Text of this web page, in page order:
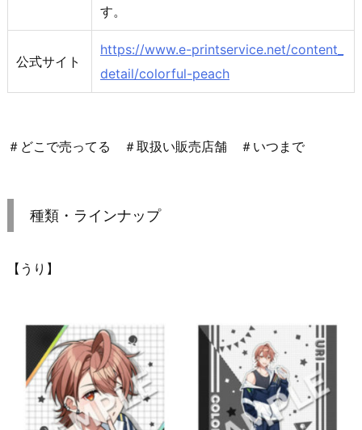
す。
公式サイト
https://www.e-printservice.net/content_
detail/colorful-peach
＃どこで売ってる ＃取扱い販売店舗 ＃いつまで
種類・ラインナップ
【うり】